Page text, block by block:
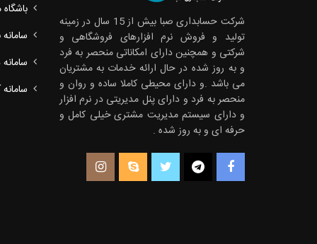
شرکت حسابداری صبا بیش از 15 سال در زمینه
تولید و فروش نرم افزارهای فروشگاهی و
شرکتی و همچنین دارای امکاناتی منحصر به فرد
و به روز شده در حال ارائه خدمات به مشتریان
می باشد .و دارای محیطی کاملا ساده و روان و
منحصر به فرد و دارای پنل مدیریتی در نرم افزار
و دارای سیستم مدیریت مشتری خیلی کامل و
حرفه ای و به روز شده .